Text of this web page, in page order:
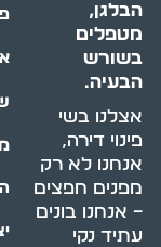
הבלגן,
מטפלים
בשורש
הבעיה.
אצלנו בשי
פינוי דירה,
אנחנו לא רק
מפנים חפצים
– אנחנו בונים
עתיד נקי